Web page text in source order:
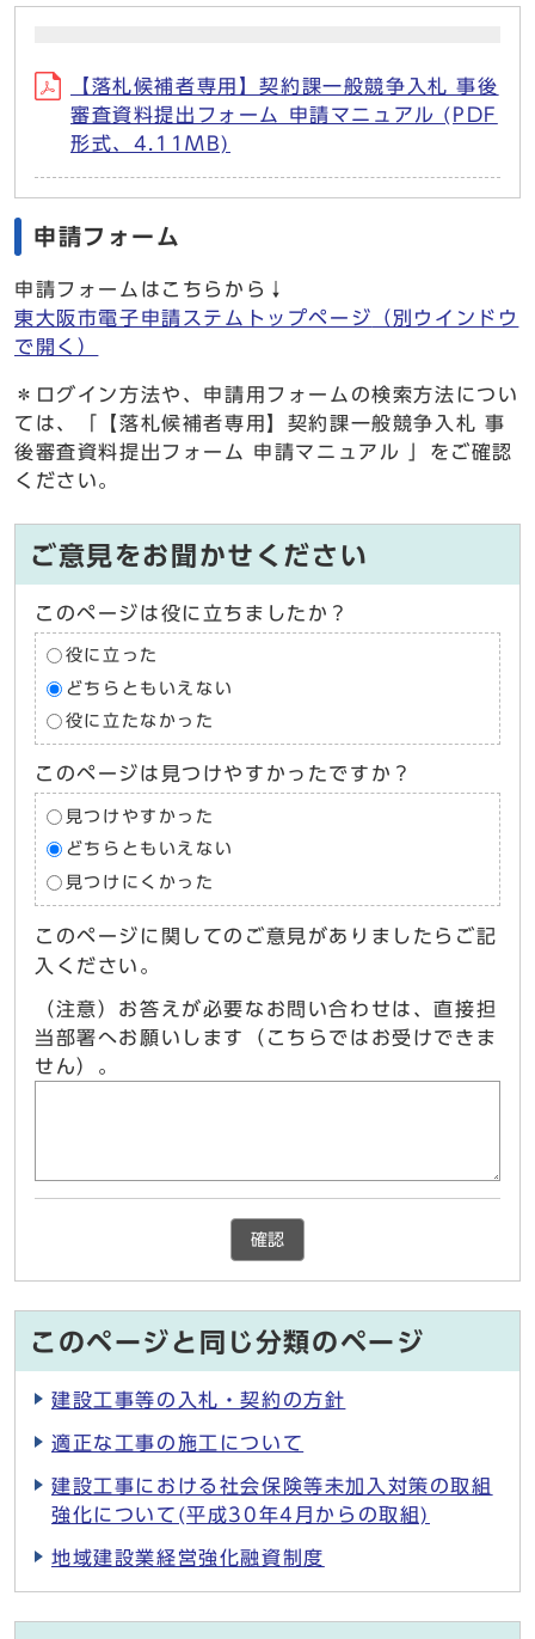
【落札候補者専用】契約課一般競争入札 事後
審査資料提出フォーム 申請マニュアル (PDF
形式、4.11MB)
申請フォーム
申請フォームはこちらから↓
東大阪市電子申請ステムトップページ （別ウインドウ
で開く）
＊ログイン方法や、申請用フォームの検索方法につい
ては、「【落札候補者専用】契約課一般競争入札 事
後審査資料提出フォーム 申請マニュアル 」をご確認
ください。
ご意見をお聞かせください
このページは役に立ちましたか？
役に立った
どちらともいえない
役に立たなかった
このページは見つけやすかったですか？
見つけやすかった
どちらともいえない
見つけにくかった
このページに関してのご意見がありましたらご記
入ください。
（注意）お答えが必要なお問い合わせは、直接担
当部署へお願いします（こちらではお受けできま
せん）。
確認
このページと同じ分類のページ
建設工事等の入札・契約の方針
適正な工事の施工について
建設工事における社会保険等未加入対策の取組
強化について(平成30年4月からの取組)
地域建設業経営強化融資制度